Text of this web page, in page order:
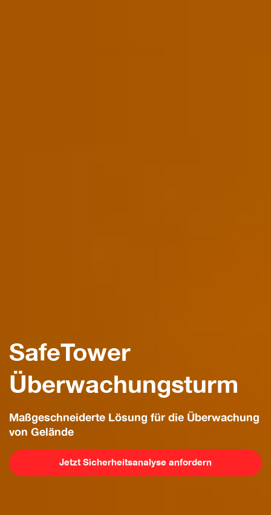
SafeTower
Überwachungsturm
Maßgeschneiderte Lösung für die Überwachung
von Gelände
Jetzt Sicherheitsanalyse anfordern